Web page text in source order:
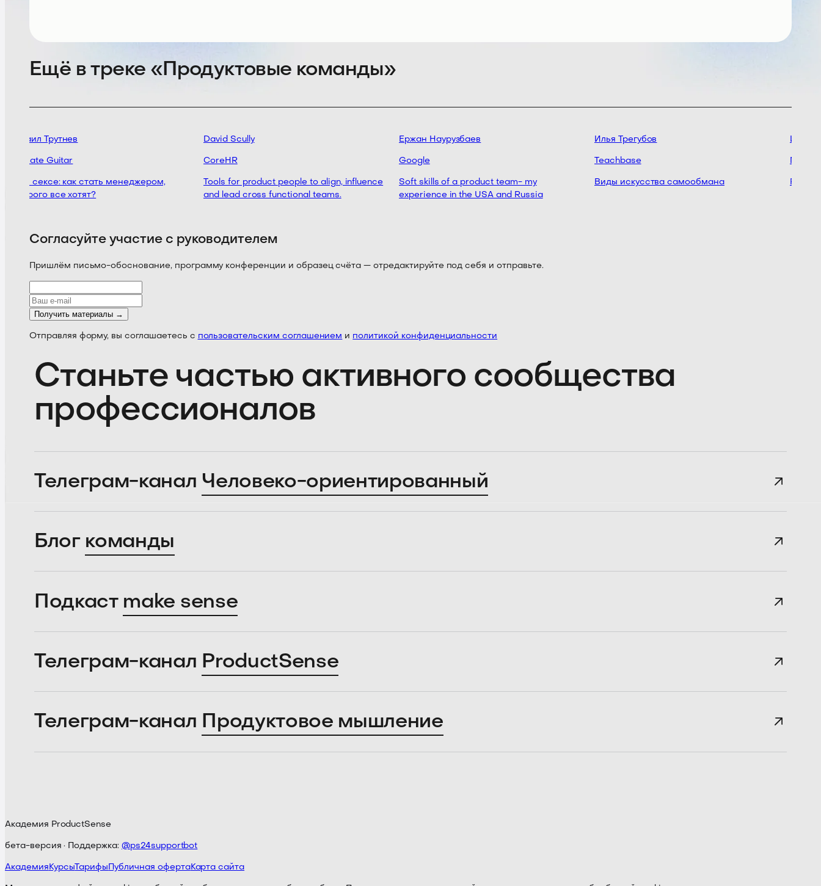
Ещё в треке «Продуктовые команды»
Михаил Трутнев
Ultimate Guitar
Как в сексе: как стать менеджером,
которого все хотят?
David Scully
CoreHR
Tools for product people to align, influence
and lead cross functional teams.
Ержан Наурузбаев
Google
Soft skills of a product team- my
experience in the USA and Russia
Илья Трегубов
Teachbase
Виды искусства самообмана
Иво
Расти
Согласуйте участие с руководителем
Пришлём письмо-обоснование, программу конференции и образец счёта — отредактируйте под себя и отправьте.
Получить материалы →
Отправляя форму, вы соглашаетесь с пользовательским соглашением и политикой конфиденциальности
Станьте частью активного сообщества
профессионалов
Телеграм-канал Человеко-ориентированный
Блог команды
Подкаст make sense
Телеграм-канал ProductSense
Телеграм-канал Продуктовое мышление
Академия ProductSense
бета-версия · Поддержка: @ps24supportbot
Академия КурсыТарифы Публичная офертаКарта сайта